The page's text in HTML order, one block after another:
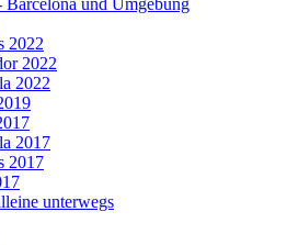
Barcelona und Umgebung
2022
2022
2022
2017
2017
unterwegs